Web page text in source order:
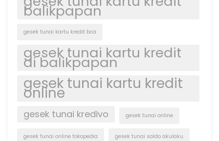
balikpapan
gesek tunai kartu kredit bca
gesek tunai kartu kredit
di balikpapan
gesek tunai kartu kredit
online
gesek tunai kredivo gesek tunai online
gesek tunai online tokopedia gesek tunai saldo akulaku